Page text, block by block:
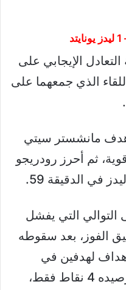
الإيجابي على
الذي جمعهما على
مانشستر سيتي
تسديدة قوية، ثم أحرز رودريجو
في الدقيقة 59.
التوالي التي يفشل
الفوز، بعد سقوطه
لهدفين في
الجولة الماضية، ليصبح في رصيده 4 نقاط فقط،